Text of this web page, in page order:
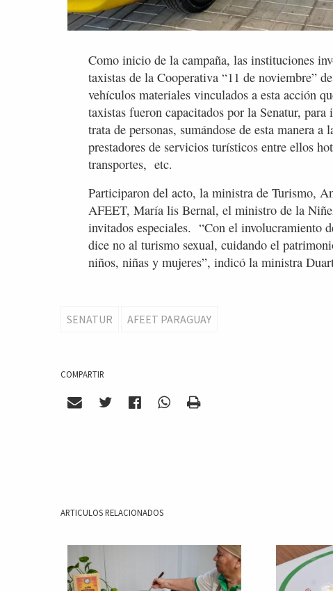
Como inicio de la campaña, las instituciones
taxistas de la Cooperativa “11 de noviembre”
vehículos materiales vinculados a esta acción
taxistas fueron capacitados por la Senatur,
trata de personas, sumándose de esta manera
prestadores de servicios turísticos entre ellos
transportes, etc.
Participaron del acto, la ministra de Turismo,
AFEET, María lis Bernal, el ministro de la
invitados especiales. “Con el involucramiento
dice no al turismo sexual, cuidando el
niños, niñas y mujeres”, indicó la ministra
SENATUR AFEET PARAGUAY
COMPARTIR
ARTICULOS RELACIONADOS